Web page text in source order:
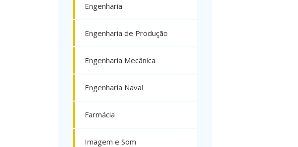
Engenharia
Engenharia de Produção
Engenharia Mecânica
Engenharia Naval
Farmácia
Imagem e Som